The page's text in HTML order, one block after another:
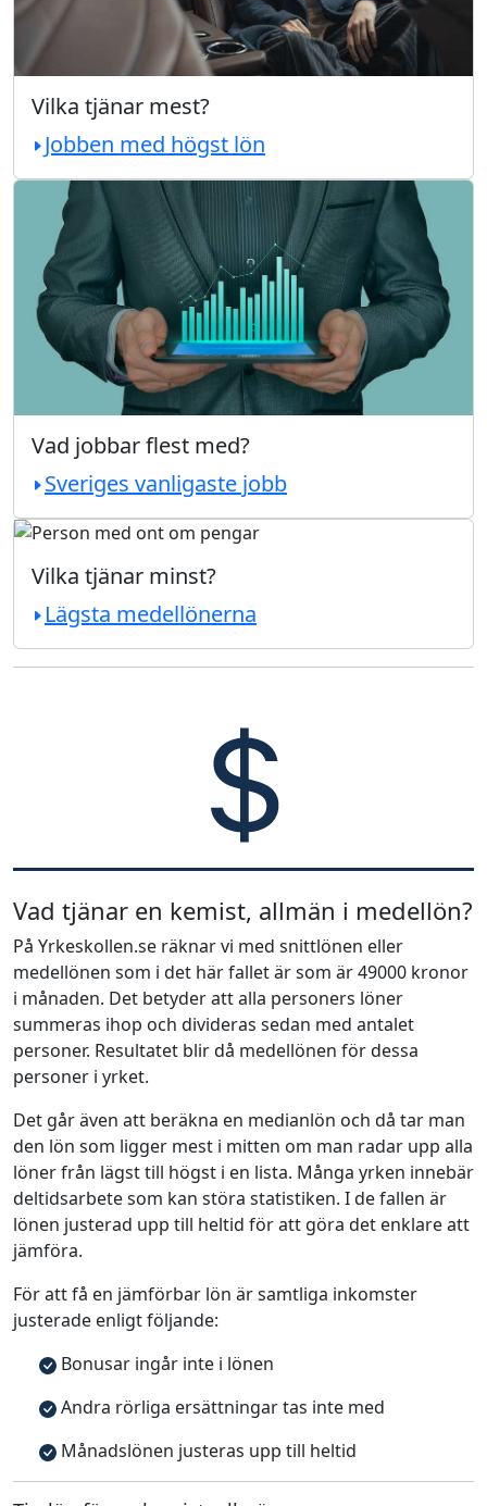
Vilka tjänar mest?
Jobben med högst lön
Vad jobbar flest med?
Sveriges vanligaste jobb
Vilka tjänar minst?
Lägsta medellönerna
Vad tjänar en kemist, allmän i medellön?
På Yrkeskollen.se räknar vi med snittlönen eller
medellönen som i det här fallet är som är 49000 kronor
i månaden. Det betyder att alla personers löner
summeras ihop och divideras sedan med antalet
personer. Resultatet blir då medellönen för dessa
personer i yrket.
Det går även att beräkna en medianlön och då tar man
den lön som ligger mest i mitten om man radar upp alla
löner från lägst till högst i en lista. Många yrken innebär
deltidsarbete som kan störa statistiken. I de fallen är
lönen justerad upp till heltid för att göra det enklare att
jämföra.
För att få en jämförbar lön är samtliga inkomster
justerade enligt följande:
Bonusar ingår inte i lönen
Andra rörliga ersättningar tas inte med
Månadslönen justeras upp till heltid